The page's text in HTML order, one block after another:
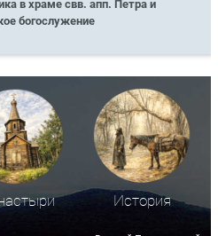
в храме свв. апп. Петра и
богослужение
История